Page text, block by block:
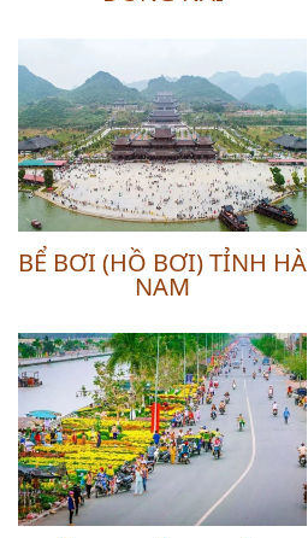
BỂ BƠI (HỒ BƠI) TỈNH HÀ
NAM